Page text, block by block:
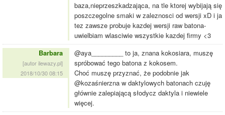
baza,nieprzeszkadzająca, na tle ktorej wybijają się
poszczegolne smaki w zaleznosci od wersji xD i ja
tez zawsze probuje kazdej wersji raw batona-
uwielbiam wlasciwie wszystkie kazdej firmy <3
Barbara
[autor ilewazy.pl]
2018/10/30 08:15
@aya_________ to ja, znana kokosiara, muszę
spróbować tego batona z kokosem.
Choć muszę przyznać, że podobnie jak
@kozaśnierzna w daktylowych batonach czuję
głównie zalepiającą słodycz daktyla i niewiele
więcej.